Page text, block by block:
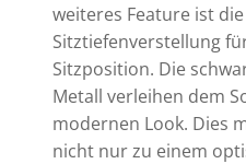
weiteres Feature ist
Sitztiefenverstellung
Sitzposition. Die
Metall verleihen dem
modernen Look. Dies
nicht nur zu einem